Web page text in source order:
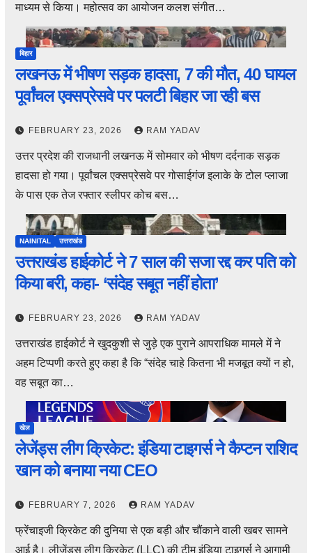
माध्यम से किया। महोत्सव का आयोजन कलश संगीत…
बिहार
लखनऊ में भीषण सड़क हादसा, 7 की मौत, 40 घायल
पूर्वांचल एक्सप्रेसवे पर पलटी बिहार जा रही बस
FEBRUARY 23, 2026 RAM YADAV
उत्तर प्रदेश की राजधानी लखनऊ में सोमवार को भीषण दर्दनाक सड़क
हादसा हो गया। पूर्वांचल एक्सप्रेसवे पर गोसाईगंज इलाके के टोल प्लाजा
के पास एक तेज रफ्तार स्लीपर कोच बस…
NAINITAL उत्तराखंड
उत्तराखंड हाईकोर्ट ने 7 साल की सजा रद्द कर पति को
किया बरी, कहा- ‘संदेह सबूत नहीं होता’
FEBRUARY 23, 2026 RAM YADAV
उत्तराखंड हाईकोर्ट ने खुदकुशी से जुड़े एक पुराने आपराधिक मामले में ने
अहम टिप्पणी करते हुए कहा है कि “संदेह चाहे कितना भी मजबूत क्यों न हो,
वह सबूत का…
खेल
लेजेंड्स लीग क्रिकेट: इंडिया टाइगर्स ने कैप्टन राशिद
खान को बनाया नया CEO
FEBRUARY 7, 2026 RAM YADAV
फ्रेंचाइजी क्रिकेट की दुनिया से एक बड़ी और चौंकाने वाली खबर सामने
आई है। लीजेंड्स लीग क्रिकेट (LLC) की टीम इंडिया टाइगर्स ने आगामी